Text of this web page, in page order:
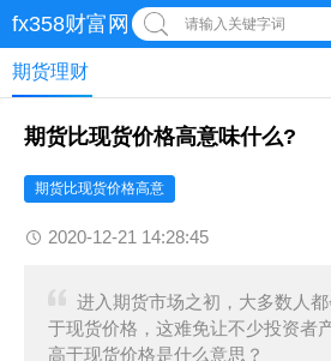
fx358财富网 请输入关键字词
期货理财
期货比现货价格高意味什么?
期货比现货价格高意
2020-12-21 14:28:45
进入期货市场之初，大多数人
于现货价格，这难免让不少投资者
高于现货价格是什么意思？